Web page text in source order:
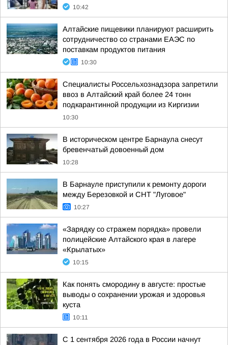
10:42
Алтайские пищевики планируют расширить
сотрудничество со странами ЕАЭС по
поставкам продуктов питания
10:30
Специалисты Россельхознадзора запретили
ввоз в Алтайский край более 24 тонн
подкарантинной продукции из Киргизии
10:30
В историческом центре Барнаула снесут
бревенчатый довоенный дом
10:28
В Барнауле приступили к ремонту дороги
между Березовкой и СНТ "Луговое"
10:27
«Зарядку со стражем порядка» провели
полицейские Алтайского края в лагере
«Крылатых»
10:15
Как понять смородину в августе: простые
выводы о сохранении урожая и здоровья
куста
10:11
С 1 сентября 2026 года в России начнут